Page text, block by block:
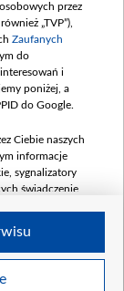
przez
„TVP”),
Zaufanych
do
i
poniżej, a
do Google.
Ciebie naszych
informacje
sygnalizatory
świadczenie
Ciebie